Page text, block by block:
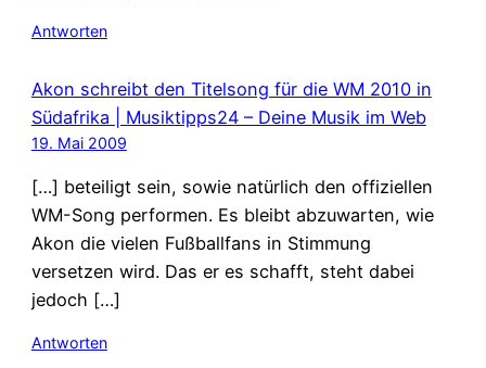
Antworten
Akon schreibt den Titelsong für die WM 2010 in
Südafrika | Musiktipps24 – Deine Musik im Web
19. Mai 2009
[…] beteiligt sein, sowie natürlich den offiziellen
WM-Song performen. Es bleibt abzuwarten, wie
Akon die vielen Fußballfans in Stimmung
versetzen wird. Das er es schafft, steht dabei
jedoch […]
Antworten